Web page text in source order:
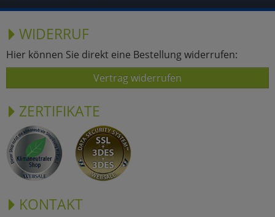
WIDERRUF
Hier können Sie direkt eine Bestellung widerrufen:
Vertrag widerrufen
ZERTIFIKATE
KONTAKT